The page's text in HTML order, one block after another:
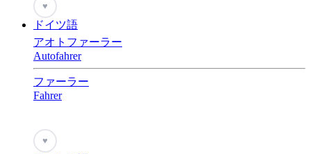
♥
ドイツ語
アオトファーラー
Autofahrer
ファーラー
Fahrer
♥